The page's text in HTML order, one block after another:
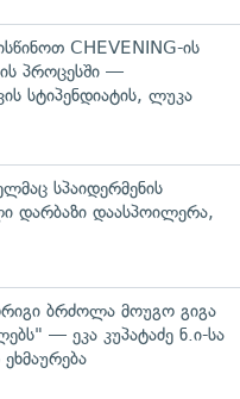
CHEVENING-ის
პროცესში —
სტიპენდიატის, ლუკა
სპაიდერმენის
დარბაზი დაასპოილერა,
ბრძოლა მოუგო გიგა
— ეკა კუპატაძე ნ.ი-სა